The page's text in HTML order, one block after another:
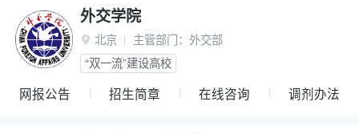
外交学院
 北京 主管部门： 外交部
“双一流”建设高校
网报公告 招生简章 在线咨询 调剂办法